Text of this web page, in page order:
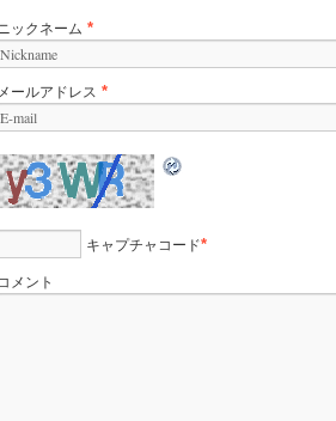
ニックネーム *
メールアドレス *
キャプチャコード*
コメント